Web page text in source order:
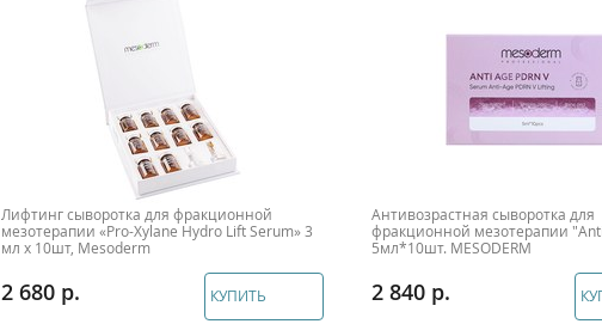
Лифтинг сыворотка для фракционной
мезотерапии «Pro-Xylane Hydro Lift Serum» 3
мл х 10шт, Mesoderm
2 680 КУПИТЬ
Антивозрастная сыворотка для
фракционной мезотерапии "Anti
5мл*10шт. MESODERM
2 840